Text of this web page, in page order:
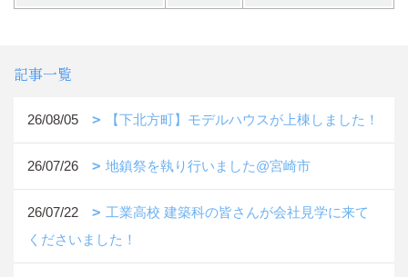
記事一覧
26/08/05 【下北方町】モデルハウスが上棟しました！
26/07/26 地鎮祭を執り行いました@宮崎市
26/07/22
工業高校 建築科の皆さんが会社見学に来て
くださいました！